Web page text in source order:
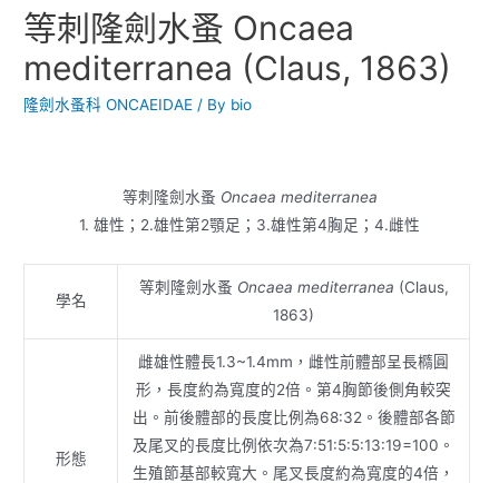
等刺隆劍水蚤 Oncaea
mediterranea (Claus, 1863)
隆劍水蚤科 ONCAEIDAE / By bio
等刺隆劍水蚤 Oncaea mediterranea
1. 雄性；2.雄性第2顎足；3.雄性第4胸足；4.雌性
學名
等刺隆劍水蚤 Oncaea mediterranea (Claus,
1863)
形態
雌雄性體長1.3~1.4mm，雌性前體部呈長橢圓
形，長度約為寬度的2倍。第4胸節後側角較突
出。前後體部的長度比例為68:32。後體部各節
及尾叉的長度比例依次為7:51:5:5:13:19=100。
生殖節基部較寬大。尾叉長度約為寬度的4倍，